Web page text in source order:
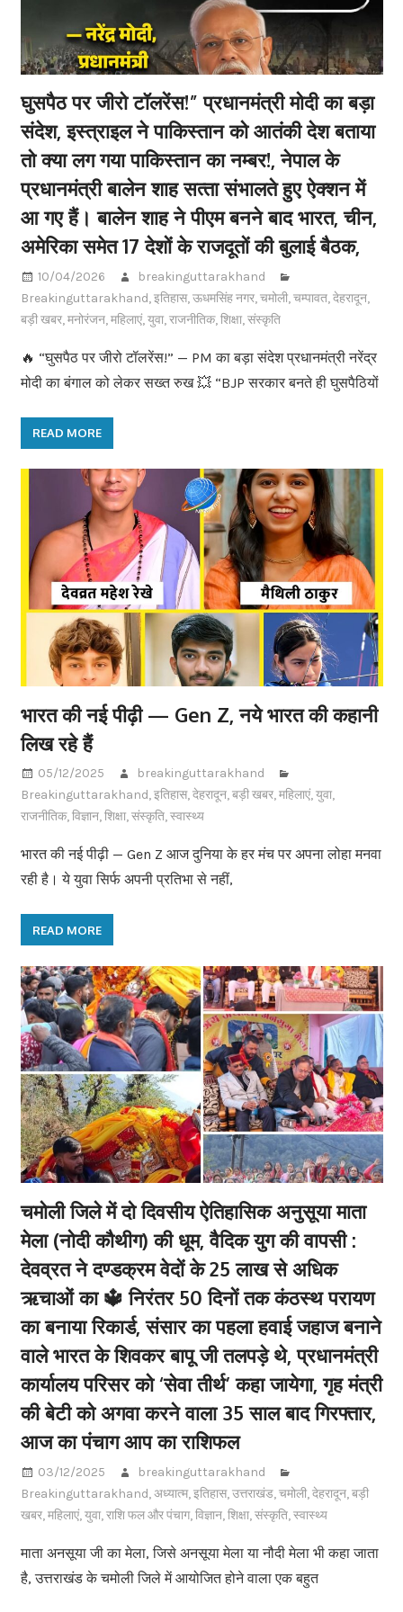
घुसपैठ पर जीरो टॉलरेंस!” प्रधानमंत्री मोदी का बड़ा
संदेश, इस्त्राइल ने पाकिस्तान को आतंकी देश बताया
तो क्या लग गया पाकिस्तान का नम्बर!, नेपाल के
प्रधानमंत्री बालेन शाह सत्‍ता संभालते हुए ऐक्‍शन में
आ गए हैं। बालेन शाह ने पीएम बनने बाद भारत, चीन,
अमेरिका समेत 17 देशों के राजदूतों की बुलाई बैठक,
10/04/2026
breakinguttarakhand
Breakinguttarakhand,इतिहास,ऊधमसिंह नगर,चमोली,चम्पावत,देहरादून,
बड़ी खबर,मनोरंजन,महिलाएं,युवा,राजनीतिक,शिक्षा,संस्कृति
🔥 “घुसपैठ पर जीरो टॉलरेंस!” — PM का बड़ा संदेश प्रधानमंत्री नरेंद्र
मोदी का बंगाल को लेकर सख्त रुख 💥 “BJP सरकार बनते ही घुसपैठियों
READ MORE
भारत की नई पीढ़ी — Gen Z, नये भारत की कहानी
लिख रहे हैं
05/12/2025
breakinguttarakhand
Breakinguttarakhand,इतिहास,देहरादून,बड़ी खबर,महिलाएं,युवा,
राजनीतिक,विज्ञान,शिक्षा,संस्कृति,स्वास्थ्य
भारत की नई पीढ़ी — Gen Z आज दुनिया के हर मंच पर अपना लोहा मनवा
रही है। ये युवा सिर्फ अपनी प्रतिभा से नहीं,
READ MORE
चमोली जिले में दो दिवसीय ऐतिहासिक अनुसूया माता
मेला (नोदी कौथीग) की धूम, वैदिक युग की वापसी :
देवव्रत ने दण्डक्रम वेदों के 25 लाख से अधिक
ऋचाओं का 🔱 निरंतर 50 दिनों तक कंठस्थ परायण
का बनाया रिकार्ड, संसार का पहला हवाई जहाज बनाने
वाले भारत के शिवकर बापू जी तलपड़े थे, प्रधानमंत्री
कार्यालय परिसर को ‘सेवा तीर्थ’ कहा जायेगा, गृह मंत्री
की बेटी को अगवा करने वाला 35 साल बाद गिरफ्तार,
आज का पंचाग आप का राशिफल
03/12/2025
breakinguttarakhand
Breakinguttarakhand,अध्यात्म,इतिहास,उत्तराखंड,चमोली,देहरादून,बड़ी
खबर,महिलाएं,युवा,राशि फल और पंचाग,विज्ञान,शिक्षा,संस्कृति,स्वास्थ्य
माता अनसूया जी का मेला, जिसे अनसूया मेला या नौदी मेला भी कहा जाता
है, उत्तराखंड के चमोली जिले में आयोजित होने वाला एक बहुत